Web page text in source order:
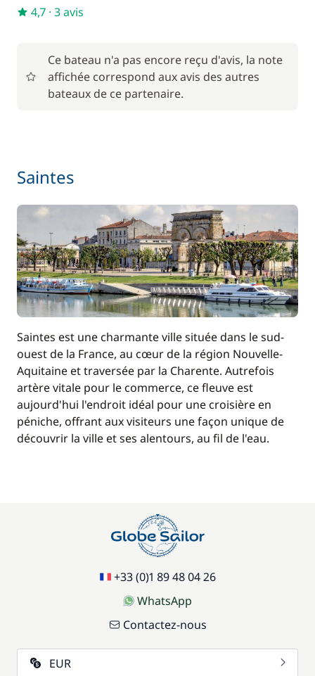
Pack Confort
55,00 €
4,7 · 3 avis
Ce bateau n'a pas encore reçu d'avis, la note
affichée correspond aux avis des autres
bateaux de ce partenaire.
Saintes
Saintes est une charmante ville située dans le sud-
ouest de la France, au cœur de la région Nouvelle-
Aquitaine et traversée par la Charente. Autrefois
artère vitale pour le commerce, ce fleuve est
aujourd'hui l'endroit idéal pour une croisière en
péniche, offrant aux visiteurs une façon unique de
découvrir la ville et ses alentours, au fil de l'eau.
+33 (0)1 89 48 04 26
WhatsApp
Contactez-nous
EUR